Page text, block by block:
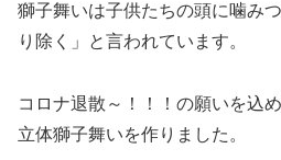
獅子舞いは子供たちの頭に噛み
り除く」と言われています。
コロナ退散～！！！の願いを込
立体獅子舞いを作りました。